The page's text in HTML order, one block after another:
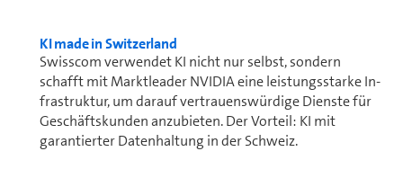
KI made in Switzerland
Swisscom verwendet KI nicht nur selbst, sondern
schafft mit Marktleader NVIDIA eine leistungsstarke In­
fra­struk­tur, um darauf ver­trau­ens­wür­di­ge Dienste für
Ge­schäfts­kun­den anzubieten. Der Vorteil: KI mit
garantierter Datenhaltung in der Schweiz.